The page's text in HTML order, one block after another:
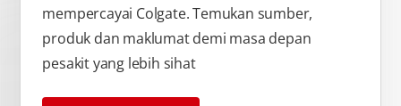
mempercayai Colgate. Temukan sumber,
produk dan maklumat demi masa depan
pesakit yang lebih sihat